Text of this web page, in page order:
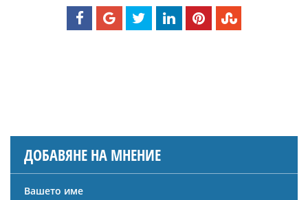
ДОБАВЯНЕ НА МНЕНИЕ
Вашето име